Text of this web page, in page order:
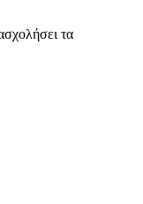
τα